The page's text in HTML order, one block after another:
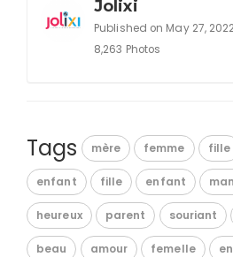
Jolixi
Published on May 27,
8,263 Photos
Tags mère femme fille
enfant fille enfant
heureux parent souriant
beau amour femelle